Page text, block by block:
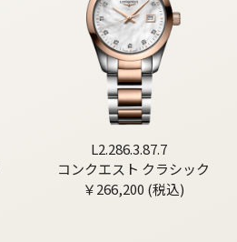
L2.286.3.87.7
コンクエスト クラシック
￥266,200 (税込)